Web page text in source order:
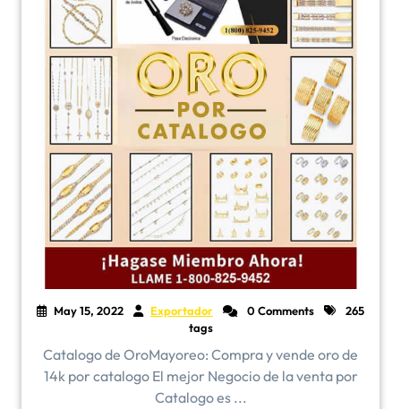
May 15, 2022 Exportador 0 Comments
265
tags
​Catalogo de OroMayoreo: Compra y vende oro de
14k por catalogo El mejor Negocio de la venta por
Catalogo es ...